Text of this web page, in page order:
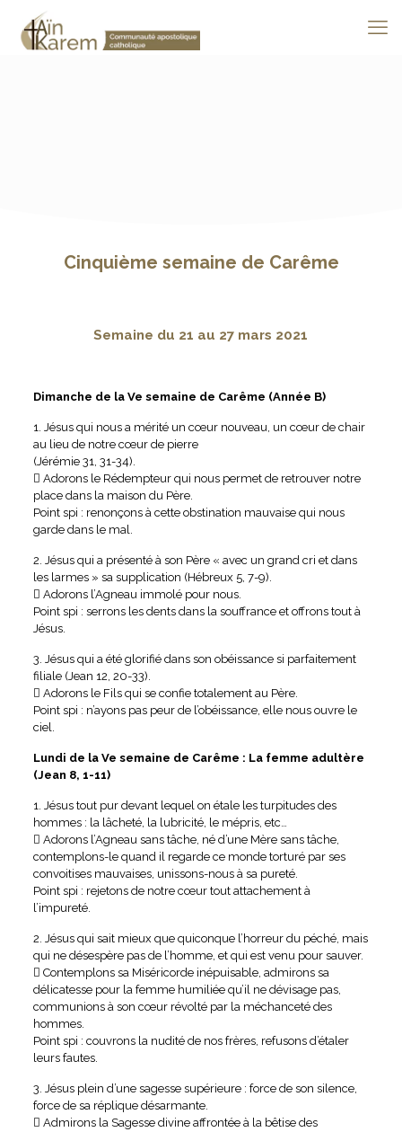
Cinquième semaine de Carême
Semaine du 21 au 27 mars 2021
Dimanche de la Ve semaine de Carême (Année B)
1. Jésus qui nous a mérité un cœur nouveau, un cœur de chair
au lieu de notre cœur de pierre
(Jérémie 31, 31-34).
 Adorons le Rédempteur qui nous permet de retrouver notre
place dans la maison du Père.
Point spi : renonçons à cette obstination mauvaise qui nous
garde dans le mal.
2. Jésus qui a présenté à son Père « avec un grand cri et dans
les larmes » sa supplication (Hébreux 5, 7-9).
 Adorons l’Agneau immolé pour nous.
Point spi : serrons les dents dans la souffrance et offrons tout à
Jésus.
3. Jésus qui a été glorifié dans son obéissance si parfaitement
filiale (Jean 12, 20-33).
 Adorons le Fils qui se confie totalement au Père.
Point spi : n’ayons pas peur de l’obéissance, elle nous ouvre le
ciel.
Lundi de la Ve semaine de Carême : La femme adultère
(Jean 8, 1-11)
1. Jésus tout pur devant lequel on étale les turpitudes des
hommes : la lâcheté, la lubricité, le mépris, etc…
 Adorons l’Agneau sans tâche, né d’une Mère sans tâche,
contemplons-le quand il regarde ce monde torturé par ses
convoitises mauvaises, unissons-nous à sa pureté.
Point spi : rejetons de notre cœur tout attachement à
l’impureté.
2. Jésus qui sait mieux que quiconque l’horreur du péché, mais
qui ne désespère pas de l’homme, et qui est venu pour sauver.
 Contemplons sa Miséricorde inépuisable, admirons sa
délicatesse pour la femme humiliée qu’il ne dévisage pas,
communions à son cœur révolté par la méchanceté des
hommes.
Point spi : couvrons la nudité de nos frères, refusons d’étaler
leurs fautes.
3. Jésus plein d’une sagesse supérieure : force de son silence,
force de sa réplique désarmante.
 Admirons la Sagesse divine affrontée à la bêtise des